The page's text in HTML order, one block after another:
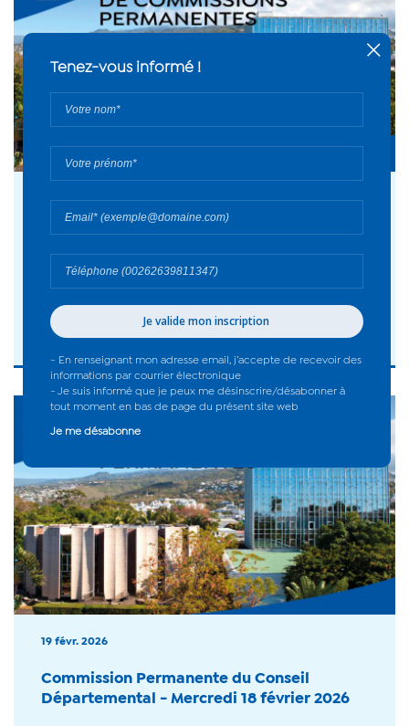
17 avril 2026
Compte rendu : Commission Permanente
du Mercredi 15 avril 2026
#Actualité
19 févr. 2026
Commission Permanente du Conseil
Départemental - Mercredi 18 février 2026
+
Tenez-vous informé !
nom*
prénom*
email*
numéro
téléphone
- En renseignant mon adresse email, j’accepte de recevoir des
informations par courrier électronique
- Je suis informé que je peux me désinscrire/désabonner à
tout moment en bas de page du présent site web
Je me désabonne